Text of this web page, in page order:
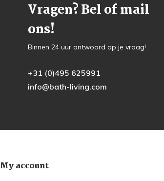
Vragen? Bel of mail
ons!
Binnen 24 uur antwoord op je vraag!
+31 (0)495 625991
info@bath-living.com
My account